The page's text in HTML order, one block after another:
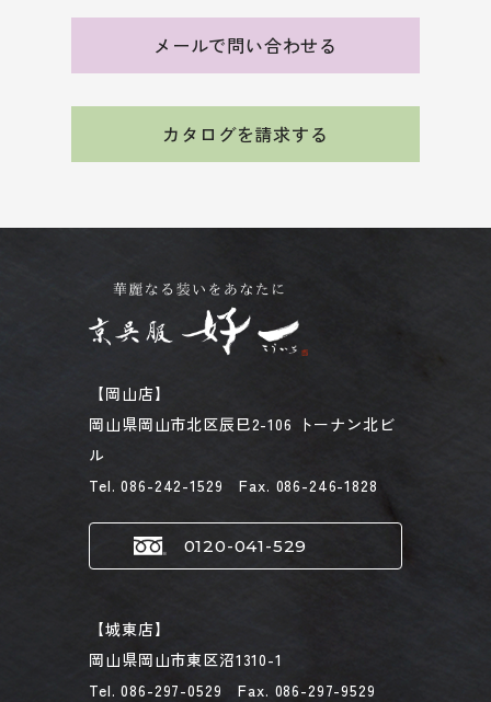
メールで問い合わせる
カタログを請求する
【岡山店】
岡山県岡山市北区辰巳2-106 トーナン北ビ
ル
Tel. 086-242-1529 Fax. 086-246-1828
0120-041-529
【城東店】
岡山県岡山市東区沼1310-1
Tel. 086-297-0529 Fax. 086-297-9529